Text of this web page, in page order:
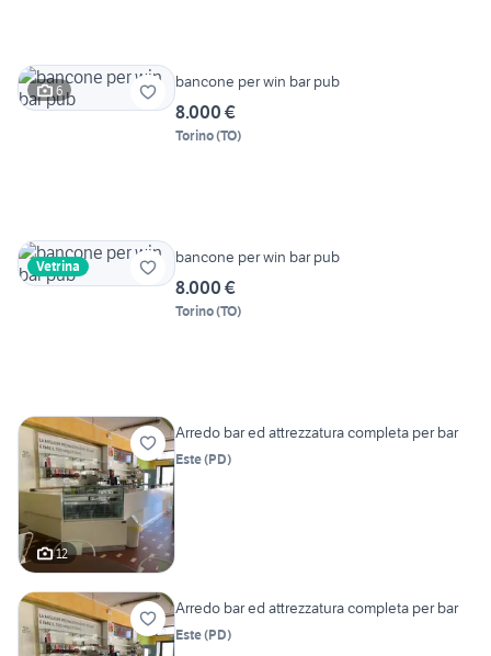
6 bancone per win bar pub
8.000 €
Torino(TO)
Vetrina bancone per win bar pub
8.000 €
Torino(TO)
12
Arredo bar ed attrezzatura completa per bar
Este(PD)
Arredo bar ed attrezzatura completa per bar
Este(PD)